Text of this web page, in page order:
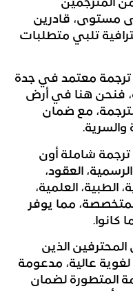
المترجمين
مستوى، قادرين
تلبي متطلبات
معتمد في جدة
فنحن هنا في أرض
مع ضمان
والسرية.
شاملة أون
العقود،
الطبية، العلمية،
مما يوفر
كانوا.
الذين
عالية، مدعومة
المتطورة لضمان